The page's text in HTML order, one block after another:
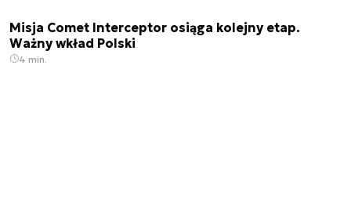
Misja Comet Interceptor osiąga kolejny etap.
Ważny wkład Polski
4 min.